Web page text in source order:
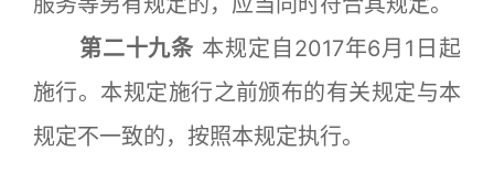
第二十九条 本规定自2017年6月1日起
施行。本规定施行之前颁布的有关规定与本
规定不一致的，按照本规定执行。